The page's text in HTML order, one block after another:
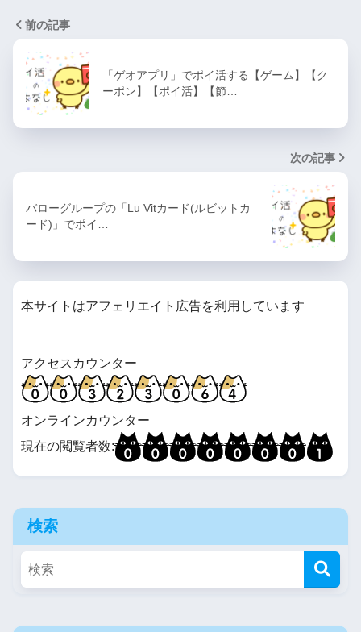
前の記事
「ゲオアプリ」でポイ活する【ゲーム】【ク
ーポン】【ポイ活】【節…
次の記事
バローグループの「Lu Vitカード(ルビットカ
ード)」でポイ…
本サイトはアフェリエイト広告を利用しています
アクセスカウンター
オンラインカウンター
現在の閲覧者数:
検索